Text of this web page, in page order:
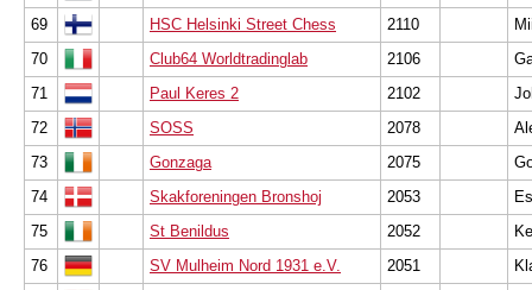
69
HSC Helsinki Street Chess 2110
70
Club64 Worldtradinglab 2106
71
Paul Keres 2 2102
72
SOSS 2078
73
Gonzaga 2075
74
Skakforeningen Bronshoj 2053
75
St Benildus 2052
76
SV Mulheim Nord 1931 e.V. 2051